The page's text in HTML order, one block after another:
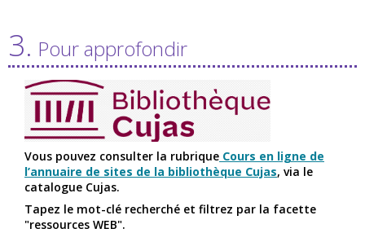
3. Pour approfondir
Vous pouvez consulter la rubrique Cours en ligne de
l’annuaire de sites de la bibliothèque Cujas, via le
catalogue Cujas.
Tapez le mot-clé recherché et filtrez par la facette
"ressources WEB".